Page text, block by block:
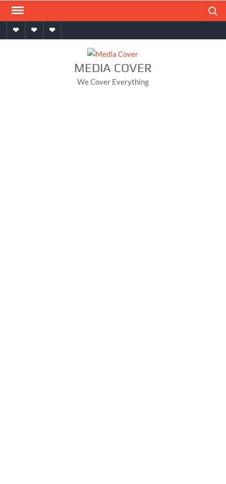
Skip
contentHomeAboutContact
MEDIA COVER
We Cover Everything